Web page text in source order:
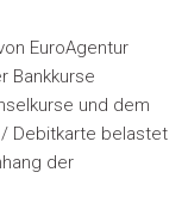
EuroAgentur
Bankkurse
und dem
/ Debitkarte belastet
der